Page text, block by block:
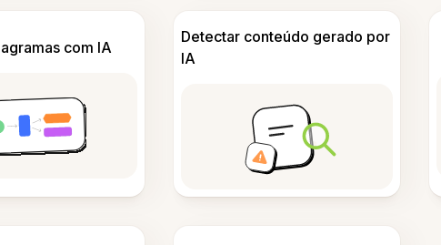
com IA
Detectar conteúdo gerado por
IA